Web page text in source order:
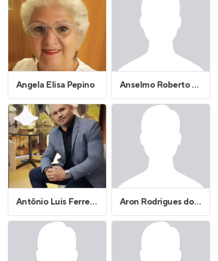
Angela Elisa Pepino Anselmo Roberto Fereira
Antônio Luis Ferreira Moraes Aron Rodrigues dos Santos